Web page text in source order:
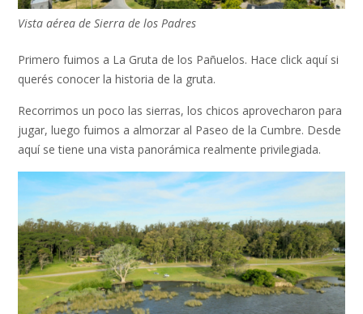
Vista aérea de Sierra de los Padres
Primero fuimos a La Gruta de los Pañuelos. Hace click aquí si
querés conocer la historia de la gruta.
Recorrimos un poco las sierras, los chicos aprovecharon para
jugar, luego fuimos a almorzar al Paseo de la Cumbre. Desde
aquí se tiene una vista panorámica realmente privilegiada.